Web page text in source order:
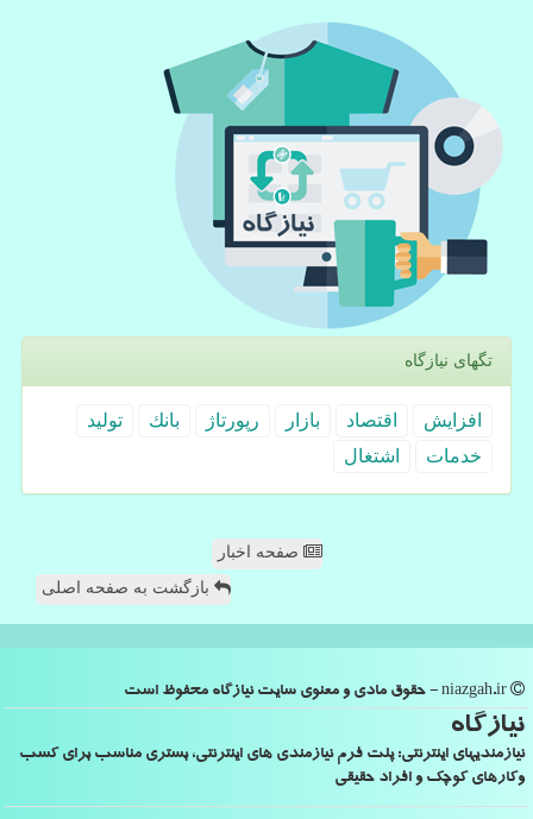
تگهای نیازگاه
افزایش اقتصاد بازار رپورتاژ بانك
تولید
خدمات
اشتغال
صفحه اخبار
بازگشت به صفحه اصلی
نیازگاه
نیازمندیهای اینترنتی: پلت فرم نیازمندی های اینترنتی، بستری مناسب برای کسب
وکارهای کوچک و افراد حقیقی